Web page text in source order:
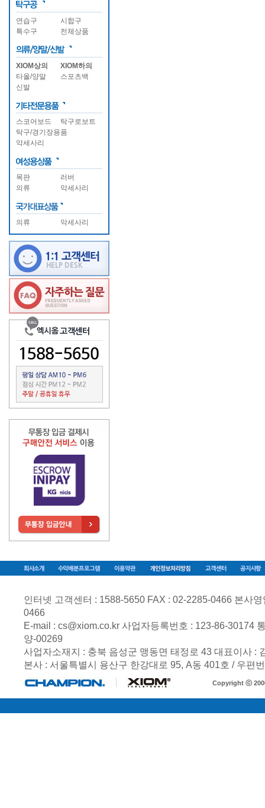
연습구
시합구
특수구
전체상품
XIOM상의
XIOM하의
타올/양말
스포츠백
신발
스코어보드
탁구로보트
탁구/경기장용품
악세사리
목판
러버
의류
악세사리
의류 악세사리
인터넷 고객센터 : 1588-5650 FAX : 02-2285-0466 본사
0466
E-mail : cs@xiom.co.kr사업자등록번호 : 123-86-30174
양-00269
사업자소재지 : 충북 음성군 맹동면 태정로 43 대표이사 :
본사 : 서울특별시 용산구 한강대로 95, A동 401호 / 우편
Copyright ⓒ